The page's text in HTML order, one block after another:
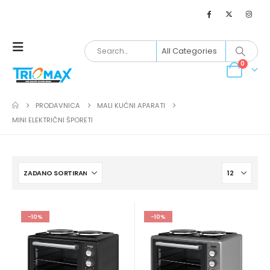
0
PRODAVNICA
MALI KUĆNI APARATI
MINI ELEKTRIČNI ŠPORETI
-10% -10%